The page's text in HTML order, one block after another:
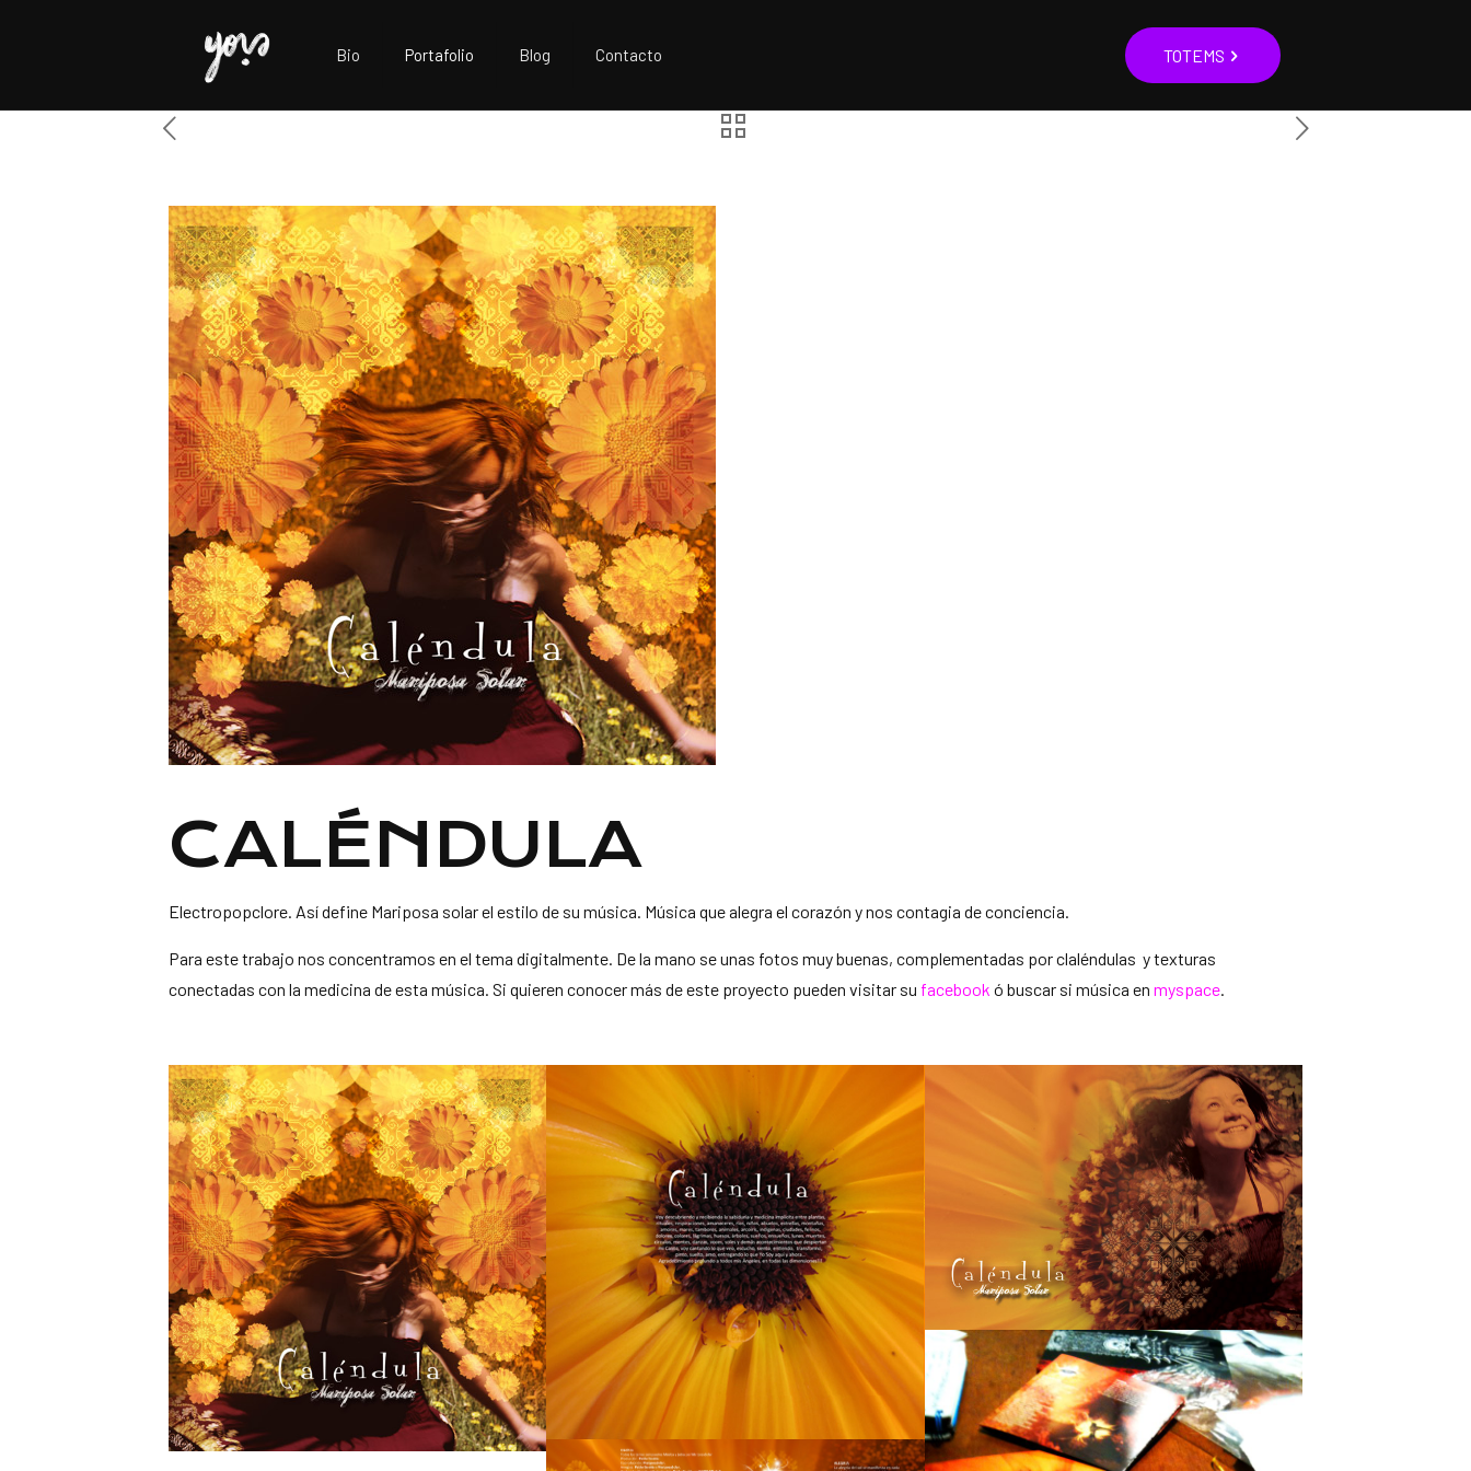
Bio Portafolio Blog Contacto TOTEMS
CALÉNDULA
Electropopclore. Así define Mariposa solar el estilo de su música. Música que alegra el corazón y nos contagia de conciencia.
Para este trabajo nos concentramos en el tema digitalmente. De la mano se unas fotos muy buenas, complementadas por claléndulas y texturas
conectadas con la medicina de esta música. Si quieren conocer más de este proyecto pueden visitar su facebook ó buscar si música en myspace.